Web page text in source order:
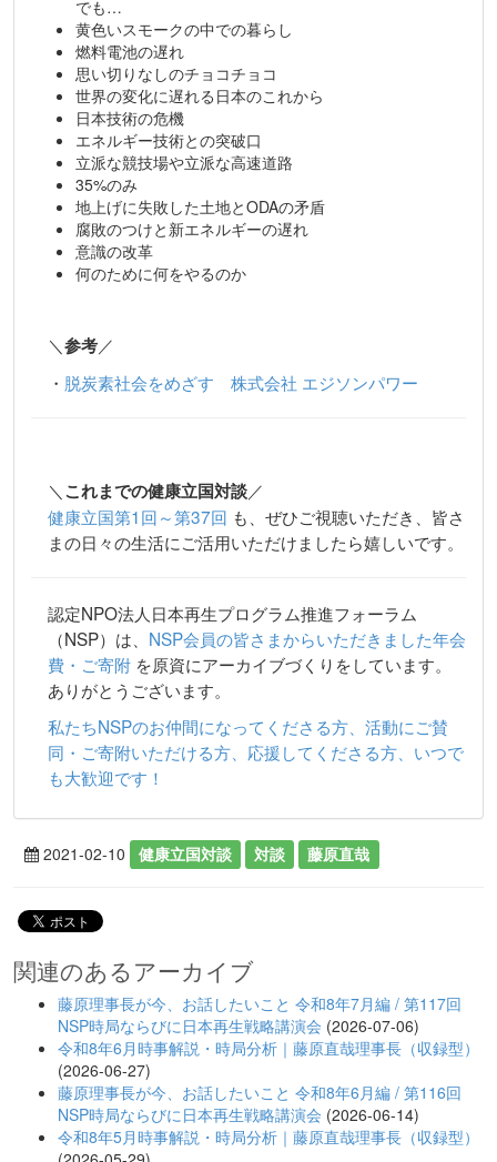
でも…
黄色いスモークの中での暮らし
燃料電池の遅れ
思い切りなしのチョコチョコ
世界の変化に遅れる日本のこれから
日本技術の危機
エネルギー技術との突破口
立派な競技場や立派な高速道路
35%のみ
地上げに失敗した土地とODAの矛盾
腐敗のつけと新エネルギーの遅れ
意識の改革
何のために何をやるのか
＼参考／
・ 脱炭素社会をめざす 株式会社 エジソンパワー
＼ これまでの健康立国対談／
健康立国第1回～第37回 も、ぜひご視聴いただき、皆さ
まの日々の生活にご活用いただけましたら嬉しいです。
認定NPO法人日本再生プログラム推進フォーラム
（NSP）は、 NSP会員の皆さまからいただきました年会
費・ご寄附 を原資にアーカイブづくりをしています。
ありがとうございます。
私たちNSPのお仲間になってくださる方、活動にご賛
同・ご寄附いただける方、応援してくださる方、いつで
も大歓迎です！
2021-02-10 健康立国対談 対談 藤原直哉
関連のあるアーカイブ
藤原理事長が今、お話したいこと 令和8年7月編 / 第117回
NSP時局ならびに日本再生戦略講演会 (2026-07-06)
令和8年6月時事解説・時局分析｜藤原直哉理事長（収録型）
(2026-06-27)
藤原理事長が今、お話したいこと 令和8年6月編 / 第116回
NSP時局ならびに日本再生戦略講演会 (2026-06-14)
令和8年5月時事解説・時局分析｜藤原直哉理事長（収録型）